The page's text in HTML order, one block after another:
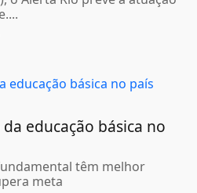
educação básica no
têm melhor
meta